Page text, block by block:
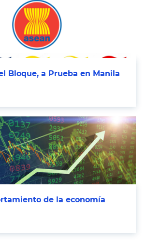
Bloque, a Prueba en Manila
de la economía